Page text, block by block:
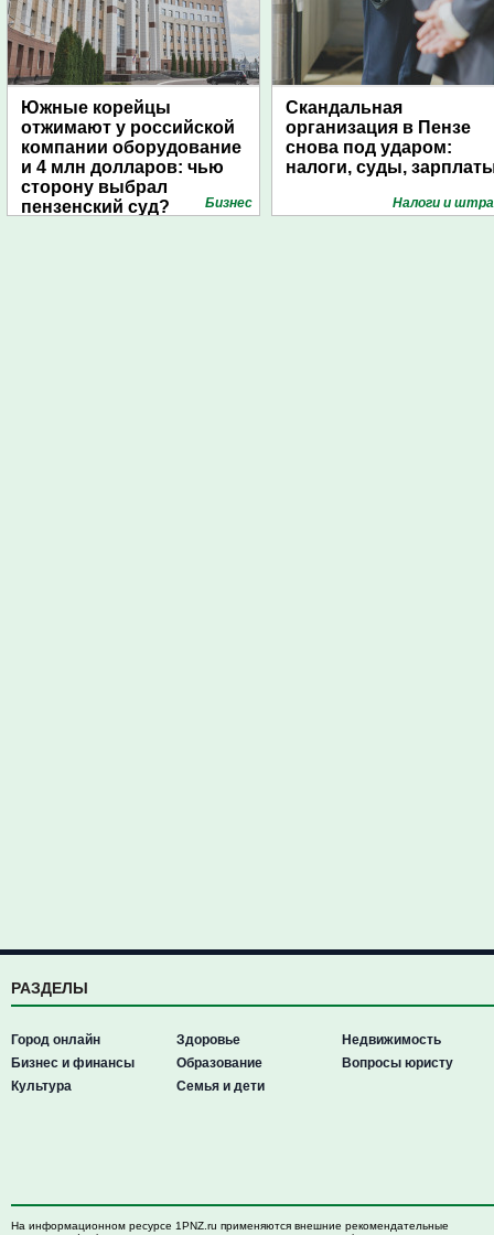
Южные корейцы
отжимают у российской
компании оборудование
и 4 млн долларов: чью
сторону выбрал
пензенский суд?
Бизнес
Скандальная
организация в Пензе
снова под ударом:
налоги, суды,
Налоги и
РАЗДЕЛЫ
Город онлайн
Бизнес и финансы
Культура
Здоровье
Образование
Семья и дети
Недвижимость
Вопросы юристу
На информационном ресурсе 1PNZ.ru применяются внешние рекомендательные